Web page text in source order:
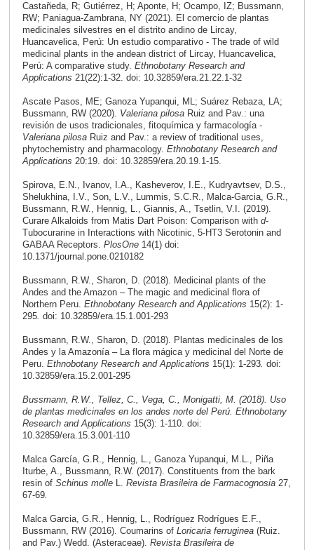
Castañeda, R; Gutiérrez, H; Aponte, H; Ocampo, IZ; Bussmann,
RW; Paniagua-Zambrana, NY (2021). El comercio de plantas
medicinales silvestres en el distrito andino de Lircay,
Huancavelica, Perú: Un estudio comparativo - The trade of wild
medicinal plants in the andean district of Lircay, Huancavelica,
Perú: A comparative study. Ethnobotany Research and
Applications 21(22):1-32. doi: 10.32859/era.21.22.1-32
Ascate Pasos, ME; Ganoza Yupanqui, ML; Suárez Rebaza, LA;
Bussmann, RW (2020). Valeriana pilosaRuiz and Pav.: una
revisión de usos tradicionales, fitoquímica y farmacología -
Valeriana pilosaRuiz and Pav.: a review of traditional uses,
phytochemistry and pharmacology. Ethnobotany Research and
Applications 20:19. doi: 10.32859/era.20.19.1-15.
Spirova, E.N., Ivanov, I.A., Kasheverov, I.E., Kudryavtsev, D.S.,
Shelukhina, I.V., Son, L.V., Lummis, S.C.R., Malca-Garcia, G.R.,
Bussmann, R.W., Hennig, L., Giannis, A., Tsetlin, V.I. (2019).
Curare Alkaloids from Matis Dart Poison: Comparison with d-
Tubocurarine in Interactions with Nicotinic, 5-HT3 Serotonin and
GABAA Receptors. PlosOne14(1) doi:
10.1371/journal.pone.0210182
Bussmann, R.W., Sharon, D. (2018). Medicinal plants of the
Andes and the Amazon – The magic and medicinal flora of
Northern Peru. Ethnobotany Research and Applications 15(2): 1-
295. doi: 10.32859/era.15.1.001-293
Bussmann, R.W., Sharon, D. (2018). Plantas medicinales de los
Andes y la Amazonía – La flora mágica y medicinal del Norte de
Peru. Ethnobotany Research and Applications 15(1): 1-293. doi:
10.32859/era.15.2.001-295
Bussmann, R.W., Tellez, C., Vega, C., Monigatti, M. (2018). Uso
de plantas medicinales en los andes norte del Perú. Ethnobotany
Research and Applications 15(3): 1-110. doi:
10.32859/era.15.3.001-110
Malca García, G.R., Hennig, L., Ganoza Yupanqui, M.L., Piña
Iturbe, A., Bussmann, R.W. (2017). Constituents from the bark
resin of Schinus molleL. Revista Brasileira de Farmacognosia27,
67-69.
Malca Garcia, G.R., Hennig, L., Rodríguez Rodrígues E.F.,
Bussmann, RW (2016). Coumarins of Loricaria ferruginea(Ruiz.
and Pav.) Wedd. (Asteraceae). Revista Brasileira de